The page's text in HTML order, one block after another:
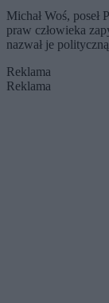
Michał Woś,
praw człowieka
nazwał je
Reklama
Reklama